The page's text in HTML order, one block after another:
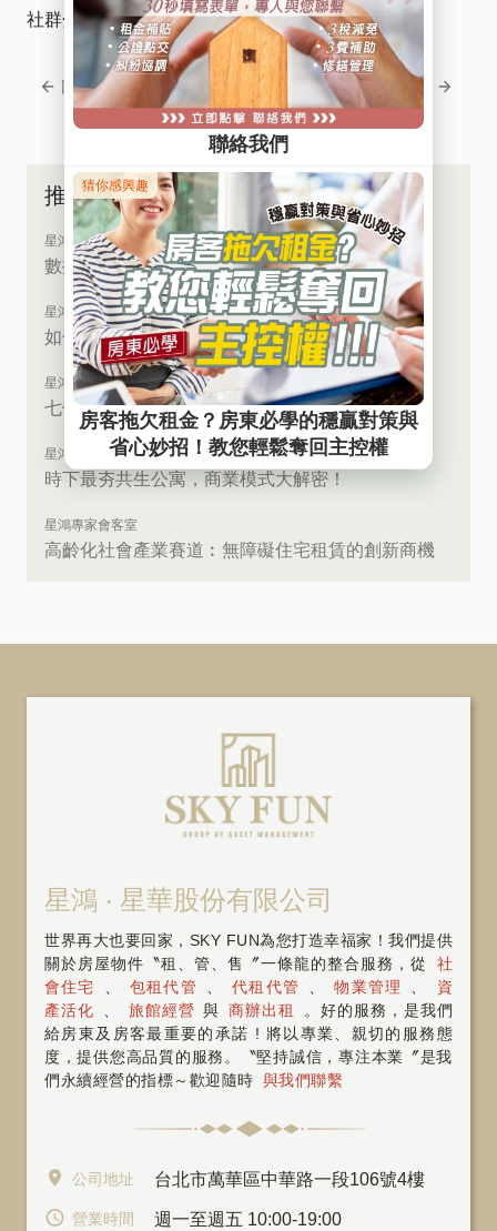
社群分享
回上一頁 回下一頁
推薦文章
星鴻專家會客室
數據為王！從行銷觀點創業的精準切角
星鴻專家會客室
如何踏入包租代管？房地產業的永動機
星鴻專家會客室
七位數的大挑戰！房地產 vs ETF 哪個累積資產快
星鴻專家會客室
時下最夯共生公寓，商業模式大解密！
星鴻專家會客室
高齡化社會產業賽道︰無障礙住宅租賃的創新商機
星鴻 ‧ 星華股份有限公司
世界再大也要回家，SKY FUN為您打造幸福家！我們提供
關於房屋物件〝租、管、售〞一條龍的整合服務，從
社
會住宅
、 包租代管 、 代租代管 、 物業管理 、
資
產活化
、 旅館經營 與 商辦出租
。好的服務，是我們
給房東及房客最重要的承諾 ! 將以專業、親切的服務態
度，提供您高品質的服務。〝堅持誠信，專注本業〞是我
們永續經營的指標～歡迎隨時 與我們聯繫
公司地址 台北市萬華區中華路一段106號4樓
營業時間 週一至週五 10:00-19:00